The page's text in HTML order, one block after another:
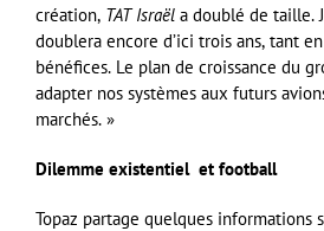
création, TAT Israël a doublé de taille.
doublera encore d’ici trois ans, tant en
bénéfices. Le plan de croissance du
adapter nos systèmes aux futurs
marchés. »
Dilemme existentiel et football
Topaz partage quelques informations